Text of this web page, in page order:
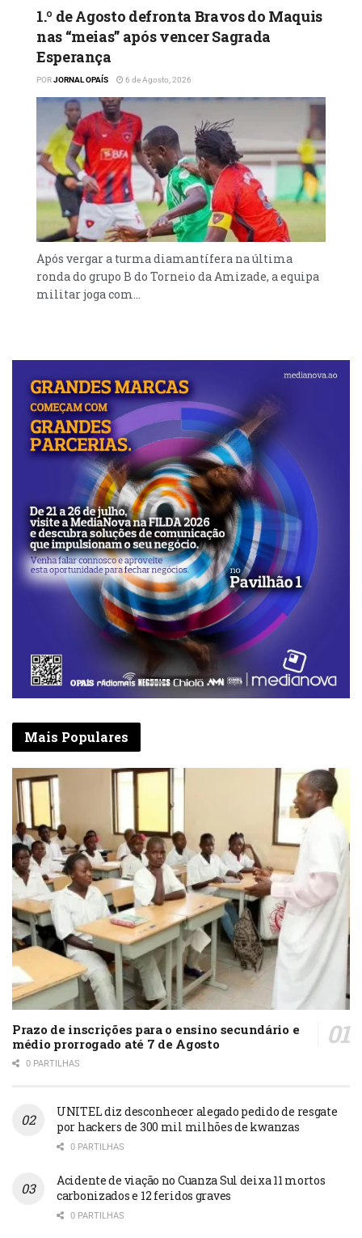
1.º de Agosto defronta Bravos do Maquis
nas “meias” após vencer Sagrada
Esperança
PORJORNAL OPAÍS 6 de Agosto, 2026
Após vergar a turma diamantífera na última
ronda do grupo B do Torneio da Amizade, a equipa
militar joga com...
Mais Populares
Prazo de inscrições para o ensino secundário e
médio prorrogado até 7 de Agosto
0 PARTILHAS
UNITEL diz desconhecer alegado pedido de resgate
por hackers de 300 mil milhões de kwanzas
0 PARTILHAS
Acidente de viação no Cuanza Sul deixa 11 mortos
carbonizados e 12 feridos graves
0 PARTILHAS